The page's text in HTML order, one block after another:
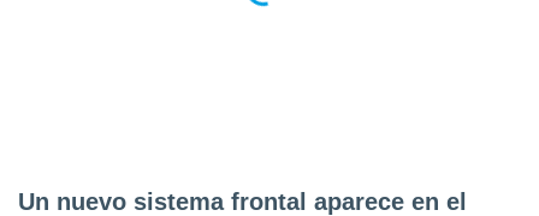
Un nuevo sistema frontal aparece en el